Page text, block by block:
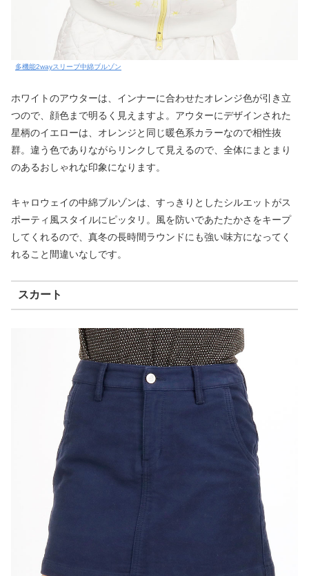
多機能2wayスリーブ中綿ブルゾン
ホワイトのアウターは、インナーに合わせたオレンジ色が引き立
つので、顔色まで明るく見えますよ。アウターにデザインされた
星柄のイエローは、オレンジと同じ暖色系カラーなので相性抜
群。違う色でありながらリンクして見えるので、全体にまとまり
のあるおしゃれな印象になります。
キャロウェイの中綿ブルゾンは、すっきりとしたシルエットがス
ポーティ風スタイルにピッタリ。風を防いであたたかさをキープ
してくれるので、真冬の長時間ラウンドにも強い味方になってく
れること間違いなしです。
スカート